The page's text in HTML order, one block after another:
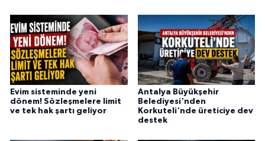
Evim sisteminde yeni
dönem! Sözleşmelere limit
ve tek hak şartı geliyor
Antalya Büyükşehir
Belediyesi'nden
Korkuteli'nde üreticiye dev
destek